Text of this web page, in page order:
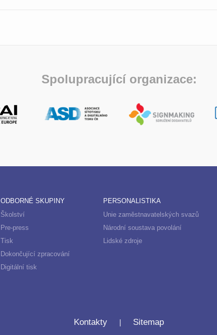
Spolupracující organizace:
ODBORNÉ SKUPINY
Školství
Pre-press
Tisk
Dokončující zpracování
Digitální tisk
PERSONALISTIKA
Unie zaměstnavatelských svazů
Národní soustava povolání
Lidské zdroje
Kontakty | Sitemap